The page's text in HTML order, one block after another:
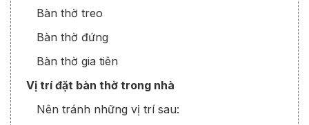
Bàn thờ treo
Bàn thờ đứng
Bàn thờ gia tiên
Vị trí đặt bàn thờ trong nhà
Nên tránh những vị trí sau: